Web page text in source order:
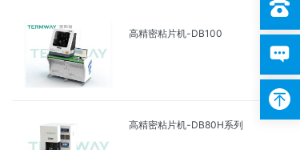
高精密粘片机-DB100
高精密粘片机-DB80H系列